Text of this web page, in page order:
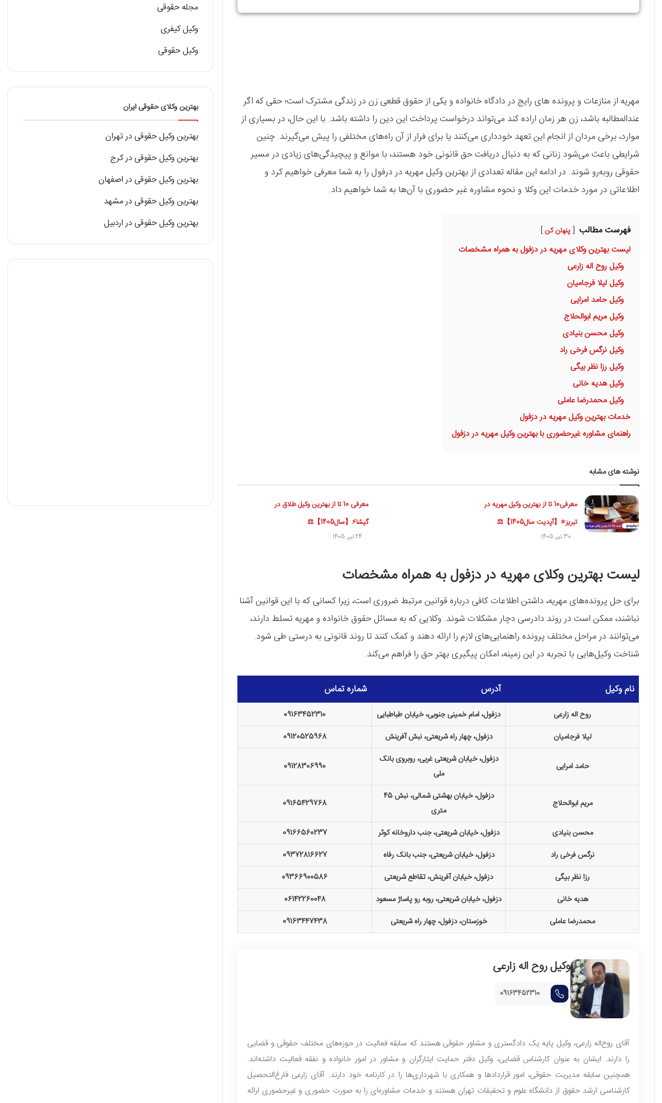
مهریه از منازعات و پرونده های رایج در دادگاه خانواده و یکی از حقوق قطعی زن در زندگی مشترک است؛ حقی که اگر
عندالمطالبه باشد، زن هر زمان اراده کند می‌تواند درخواست پرداخت این دین را داشته باشد. با این حال، در بسیاری از
موارد، برخی مردان از انجام این تعهد خودداری می‌کنند یا برای فرار از آن راه‌های مختلفی را پیش می‌گیرند. چنین
شرایطی باعث می‌شود زنانی که به دنبال دریافت حق قانونی خود هستند، با موانع و پیچیدگی‌های زیادی در مسیر
حقوقی روبه‌رو شوند. در ادامه این مقاله تعدادی از بهترین وکیل مهریه در درفول را به شما معرفی خواهیم کرد و
اطلاعاتی در مورد خدمات این وکلا و نحوه مشاوره غیر حضوری با آن‌ها به شما خواهیم داد.
فهرست مطالب پنهان کن
لیست بهترین وکلای مهریه در دزفول به همراه مشخصات
وکیل روح اله زارعی
وکیل لیلا فرجامیان
وکیل حامد امرایی
وکیل مریم ابوالحلاج
وکیل محسن بنیادی
وکیل نرگس فرخی راد
وکیل رزا نظر بیگی
وکیل هدیه خانی
وکیل محمدرضا عاملی
خدمات بهترین وکیل مهریه در دزفول
راهنمای مشاوره غیرحضوری با بهترین وکیل مهریه در دزفول
نوشته های مشابه
معرفی10 تا از بهترین وکیل مهریه در
تبریز⭐【آپدیت سال1405】⚖️
30 تیر, 1405
معرفی 10 تا از بهترین وکیل طلاق در
گیشا⚡【سال1405】⚖
24 تیر, 1405
لیست بهترین وکلای مهریه در دزفول به همراه مشخصات
برای حل پرونده‌های مهریه، داشتن اطلاعات کافی درباره قوانین مرتبط ضروری است، زیرا کسانی که با این قوانین آشنا
نباشند، ممکن است در روند دادرسی دچار مشکلات شوند. وکلایی که به مسائل حقوق خانواده و مهریه تسلط دارند،
می‌توانند در مراحل مختلف پرونده راهنمایی‌های لازم را ارائه دهند و کمک کنند تا روند قانونی به درستی طی شود.
شناخت وکیل‌هایی با تجربه در این زمینه، امکان پیگیری بهتر حق را فراهم می‌کند.
نام وکیل آدرس شماره تماس
روح اله زارعی دزفول، امام خمینی جنوبی، خیابان طباطبایی
09163452310
لیلا فرجامیان
دزفول، چهار راه شریعتی، نبش آفرینش 09120525968
حامد امرایی
دزفول، خیابان شریعتی غربی، روبروی بانک
ملی
09128306990
مریم ابوالحلاج
دزفول، خیابان بهشتی شمالی، نبش 45
متری
09165429768
محسن بنیادی دزفول، خیابان شریعتی، جنب داروخانه کوثر
09166560237
نرگس فرخی راد
دزفول، خیابان شریعتی، جنب بانک رفاه
09372816627
رزا نظر بیگی
دزفول، خیابان آفرینش، تقاطع شریعتی
09366900586
هدیه خانی
دزفول، خیابان شریعتی، روبه رو پاساژ مسعود
06142260048
محمدرضا عاملی
خوزستان، دزفول، چهار راه شریعتی 09163447438
وکیل روح اله زارعی
09163452310
آقای روح‌اله زارعی، وکیل پایه یک دادگستری و مشاور حقوقی هستند که سابقه فعالیت در حوزه‌های مختلف حقوقی و قضایی
را دارند. ایشان به عنوان کارشناس قضایی، وکیل دفتر حمایت ایثارگران و مشاور در امور خانواده و نفقه فعالیت داشته‌اند.
همچنین سابقه مدیریت حقوقی، امور قراردادها و همکاری با شهرداری‌ها را در کارنامه خود دارند. آقای زارعی فارغ‌التحصیل
کارشناسی ارشد حقوق از دانشگاه علوم و تحقیقات تهران هستند و خدمات مشاوره‌ای را به صورت حضوری و غیرحضوری ارائه
مجله حقوقی
وکیل کیفری
وکیل حقوقی
بهترین وکلای حقوقی ایران
بهترین وکیل حقوقی در تهران
بهترین وکیل حقوقی در کرج
بهترین وکیل حقوقی در اصفهان
بهترین وکیل حقوقی در مشهد
بهترین وکیل حقوقی در اردبیل